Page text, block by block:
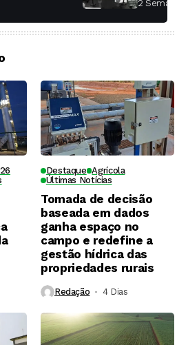
das
2 Semanas ⁮
Destaque Agrícola
Últimas Notícias
Tomada de decisão
baseada em dados
ganha espaço no
campo e redefine a
gestão hídrica das
propriedades rurais
Redação 4 Dias ⁮